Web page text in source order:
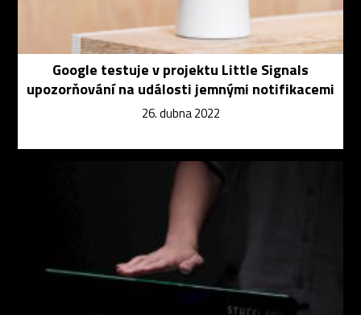
Google testuje v projektu Little Signals
upozorňování na události jemnými notifikacemi
26. dubna 2022